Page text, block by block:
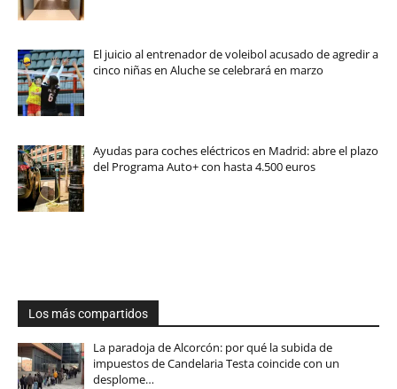
El juicio al entrenador de voleibol acusado de agredir a
cinco niñas en Aluche se celebrará en marzo
Ayudas para coches eléctricos en Madrid: abre el plazo
del Programa Auto+ con hasta 4.500 euros
Los más compartidos
La paradoja de Alcorcón: por qué la subida de
impuestos de Candelaria Testa coincide con un
desplome…